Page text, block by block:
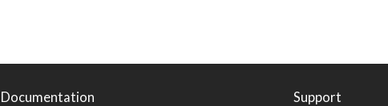
Documentation Support